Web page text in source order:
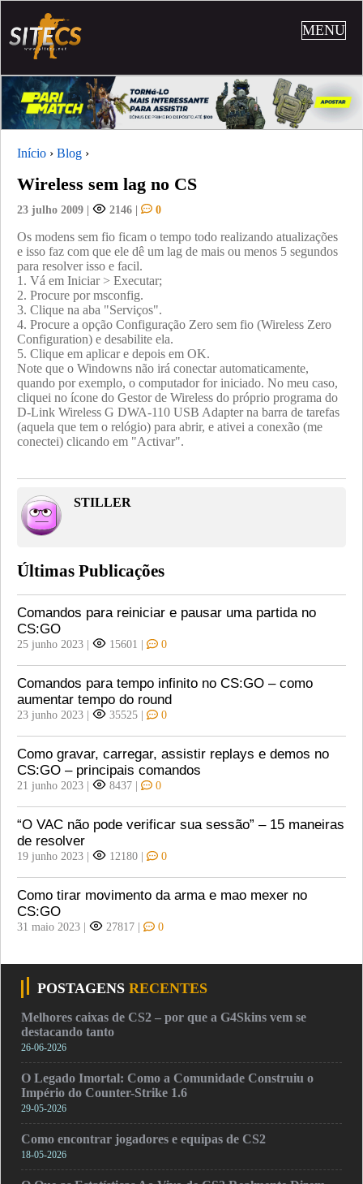
MENU
Início › Blog ›
Wireless sem lag no CS
23 julho 2009 | 2146 | 0
Os modens sem fio ficam o tempo todo realizando atualizações
e isso faz com que ele dê um lag de mais ou menos 5 segundos
para resolver isso e facil.
1. Vá em Iniciar > Executar;
2. Procure por msconfig.
3. Clique na aba "Serviços".
4. Procure a opção Configuração Zero sem fio (Wireless Zero
Configuration) e desabilite ela.
5. Clique em aplicar e depois em OK.
Note que o Windowns não irá conectar automaticamente,
quando por exemplo, o computador for iniciado. No meu caso,
cliquei no ícone do Gestor de Wireless do próprio programa do
D-Link Wireless G DWA-110 USB Adapter na barra de tarefas
(aquela que tem o relógio) para abrir, e ativei a conexão (me
conectei) clicando em "Activar".
STILLER
Últimas Publicações
Comandos para reiniciar e pausar uma partida no
CS:GO
25 junho 2023 | 15601 | 0
Comandos para tempo infinito no CS:GO – como
aumentar tempo do round
23 junho 2023 | 35525 | 0
Como gravar, carregar, assistir replays e demos no
CS:GO – principais comandos
21 junho 2023 | 8437 | 0
“O VAC não pode verificar sua sessão” – 15 maneiras
de resolver
19 junho 2023 | 12180 | 0
Como tirar movimento da arma e mao mexer no
CS:GO
31 maio 2023 | 27817 | 0
POSTAGENS RECENTES
Melhores caixas de CS2 – por que a G4Skins vem se
destacando tanto
26-06-2026
O Legado Imortal: Como a Comunidade Construiu o
Império do Counter-Strike 1.6
29-05-2026
Como encontrar jogadores e equipas de CS2
18-05-2026